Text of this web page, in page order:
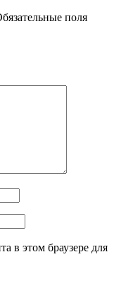
поля
в этом браузере для